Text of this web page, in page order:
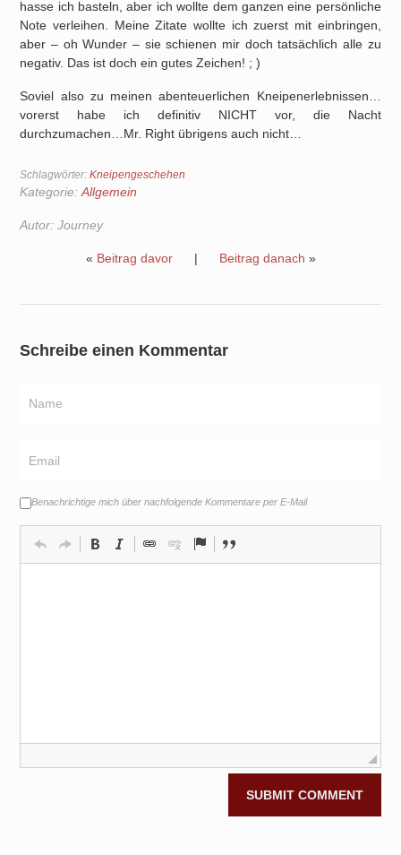
hasse ich basteln, aber ich wollte dem ganzen eine persönliche
Note verleihen. Meine Zitate wollte ich zuerst mit einbringen,
aber – oh Wunder – sie schienen mir doch tatsächlich alle zu
negativ. Das ist doch ein gutes Zeichen! ; )
Soviel also zu meinen abenteuerlichen Kneipenerlebnissen…
vorerst habe ich definitiv NICHT vor, die Nacht
durchzumachen…Mr. Right übrigens auch nicht…
Schlagwörter:Kneipengeschehen
Kategorie: Allgemein
Autor: Journey
« Beitrag davor| Beitrag danach »
Schreibe einen Kommentar
Benachrichtige mich über nachfolgende Kommentare per E-Mail